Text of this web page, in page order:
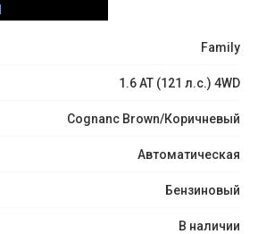
Family
1.6 AT (121 л.с.) 4WD
Cognanc Brown/Коричневый
Автоматическая
Бензиновый
В наличии